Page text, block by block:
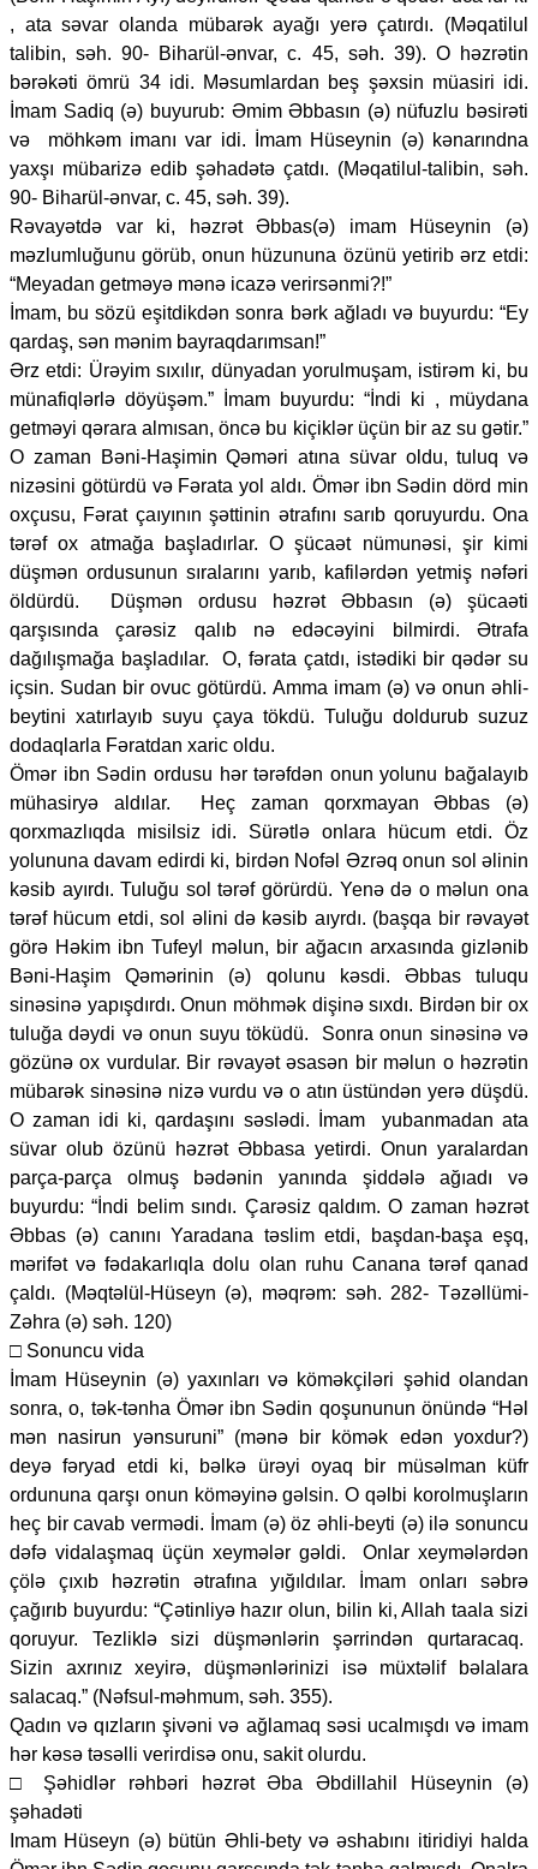
, ata səvar olanda mübarək ayağı yerə çatırdı. (Məqatilul
talibin, səh. 90- Biharül-ənvar, c. 45, səh. 39). O həzrətin
bərəkəti ömrü 34 idi. Məsumlardan beş şəxsin müasiri idi.
İmam Sadiq (ə) buyurub: Əmim Əbbasın (ə) nüfuzlu bəsirəti
və möhkəm imanı var idi. İmam Hüseynin (ə) kənarındna
yaxşı mübarizə edib şəhadətə çatdı. (Məqatilul-talibin, səh.
90- Biharül-ənvar, c. 45, səh. 39).
Rəvayətdə var ki, həzrət Əbbas(ə) imam Hüseynin (ə)
məzlumluğunu görüb, onun hüzununa özünü yetirib ərz etdi:
“Meyadan getməyə mənə icazə verirsənmi?!”
İmam, bu sözü eşitdikdən sonra bərk ağladı və buyurdu: “Ey
qardaş, sən mənim bayraqdarımsan!”
Ərz etdi: Ürəyim sıxılır, dünyadan yorulmuşam, istirəm ki, bu
münafiqlərlə döyüşəm.” İmam buyurdu: “İndi ki , müydana
getməyi qərara almısan, öncə bu kiçiklər üçün bir az su gətir.”
O zaman Bəni-Haşimin Qəməri atına süvar oldu, tuluq və
nizəsini götürdü və Fərata yol aldı. Ömər ibn Sədin dörd min
oxçusu, Fərat çaıyının şəttinin ətrafını sarıb qoruyurdu. Ona
tərəf ox atmağa başladırlar. O şücaət nümunəsi, şir kimi
düşmən ordusunun sıralarını yarıb, kafilərdən yetmiş nəfəri
öldürdü. Düşmən ordusu həzrət Əbbasın (ə) şücaəti
qarşısında çarəsiz qalıb nə edəcəyini bilmirdi. Ətrafa
dağılışmağa başladılar. O, fərata çatdı, istədiki bir qədər su
içsin. Sudan bir ovuc götürdü. Amma imam (ə) və onun əhli-
beytini xatırlayıb suyu çaya tökdü. Tuluğu doldurub suzuz
dodaqlarla Fəratdan xaric oldu.
Ömər ibn Sədin ordusu hər tərəfdən onun yolunu bağalayıb
mühasiryə aldılar. Heç zaman qorxmayan Əbbas (ə)
qorxmazlıqda misilsiz idi. Sürətlə onlara hücum etdi. Öz
yolununa davam edirdi ki, birdən Nofəl Əzrəq onun sol əlinin
kəsib ayırdı. Tuluğu sol tərəf görürdü. Yenə də o məlun ona
tərəf hücum etdi, sol əlini də kəsib aıyrdı. (başqa bir rəvayət
görə Həkim ibn Tufeyl məlun, bir ağacın arxasında gizlənib
Bəni-Haşim Qəmərinin (ə) qolunu kəsdi. Əbbas tuluqu
sinəsinə yapışdırdı. Onun möhmək dişinə sıxdı. Birdən bir ox
tuluğa dəydi və onun suyu töküdü. Sonra onun sinəsinə və
gözünə ox vurdular. Bir rəvayət əsasən bir məlun o həzrətin
mübarək sinəsinə nizə vurdu və o atın üstündən yerə düşdü.
O zaman idi ki, qardaşını səslədi. İmam yubanmadan ata
süvar olub özünü həzrət Əbbasa yetirdi. Onun yaralardan
parça-parça olmuş bədənin yanında şiddələ ağıadı və
buyurdu: “İndi belim sındı. Çarəsiz qaldım. O zaman həzrət
Əbbas (ə) canını Yaradana təslim etdi, başdan-başa eşq,
mərifət və fədakarlıqla dolu olan ruhu Canana tərəf qanad
çaldı. (Məqtəlül-Hüseyn (ə), məqrəm: səh. 282- Təzəllümi-
Zəhra (ə) səh. 120)
□ Sonuncu vida
İmam Hüseynin (ə) yaxınları və köməkçiləri şəhid olandan
sonra, o, tək-tənha Ömər ibn Sədin qoşununun önündə “Həl
mən nasirun yənsuruni” (mənə bir kömək edən yoxdur?)
deyə fəryad etdi ki, bəlkə ürəyi oyaq bir müsəlman küfr
ordununa qarşı onun köməyinə gəlsin. O qəlbi korolmuşların
heç bir cavab vermədi. İmam (ə) öz əhli-beyti (ə) ilə sonuncu
dəfə vidalaşmaq üçün xeymələr gəldi. Onlar xeymələrdən
çölə çıxıb həzrətin ətrafına yığıldılar. İmam onları səbrə
çağırıb buyurdu: “Çətinliyə hazır olun, bilin ki, Allah taala sizi
qoruyur. Tezliklə sizi düşmənlərin şərrindən qurtaracaq.
Sizin axrınız xeyirə, düşmənlərinizi isə müxtəlif bəlalara
salacaq.” (Nəfsul-məhmum, səh. 355).
Qadın və qızların şivəni və ağlamaq səsi ucalmışdı və imam
hər kəsə təsəlli verirdisə onu, sakit olurdu.
□ Şəhidlər rəhbəri həzrət Əba Əbdillahil Hüseynin (ə)
şəhadəti
Imam Hüseyn (ə) bütün Əhli-bety və əshabını itiridiyi halda